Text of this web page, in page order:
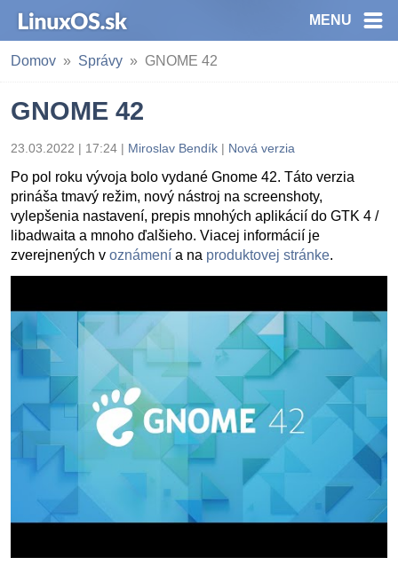
MENU
Domov Správy GNOME 42
GNOME 42
23.03.2022 | 17:24 | Miroslav Bendík | Nová verzia
Po pol roku vývoja bolo vydané Gnome 42. Táto verzia
prináša tmavý režim, nový nástroj na screenshoty,
vylepšenia nastavení, prepis mnohých aplikácií do GTK 4 /
libadwaita a mnoho ďalšieho. Viacej informácií je
zverejnených v oznámení a na produktovej stránke.